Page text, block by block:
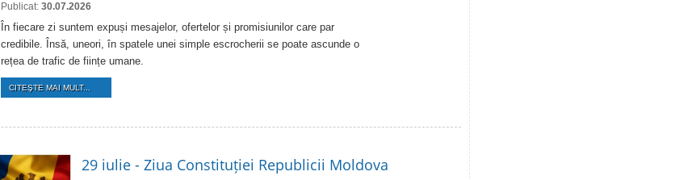
Publicat:30.07.2026
În fiecare zi suntem expuși mesajelor, ofertelor și promisiunilor care par
credibile. Însă, uneori, în spatele unei simple escrocherii se poate ascunde o
rețea de trafic de ființe umane.
CITEŞTE MAI MULT...
29 iulie - Ziua Constituției Republicii Moldova